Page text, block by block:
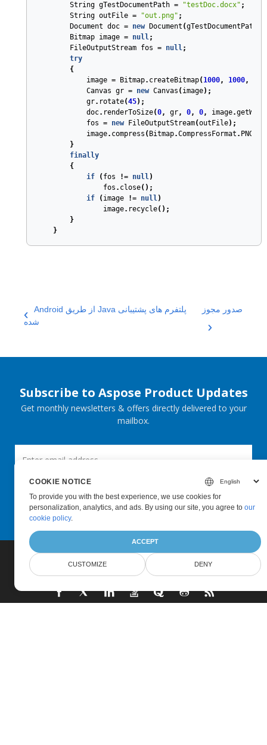
String gTestDocumentPath = "testDoc.docx" ;
String outFile = "out.png" ;
Document doc = new Document (gTestDocumentPath
Bitmap image = null;
FileOutputStream fos = null;
try
{
image = Bitmap. createBitmap( 1000, 1000,
Canvas gr = new Canvas ( image);
gr. rotate(45);
doc. renderToSize(0, gr, 0, 0, image.
fos = new FileOutputStream(outFile);
image. compress ( Bitmap.CompressFormat . PNG
}
finally
{
if
( fos != null)
fos . close();
if
( image != null)
image. recycle();
}
}
Android از طریق Java پلتفرم های پشتیبانی
شده
صدور مجوز
Subscribe to Aspose Product Updates
Get monthly newsletters & offers directly delivered to your
mailbox.
Submit
COOKIE NOTICE
To provide you with the best experience, we use cookies for
personalization, analytics, and ads. By using our site, you agree toour
cookie policy.
ACCEPT
CUSTOMIZE DENY